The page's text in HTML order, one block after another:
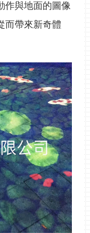
作與地面的圖像
而帶來新奇體